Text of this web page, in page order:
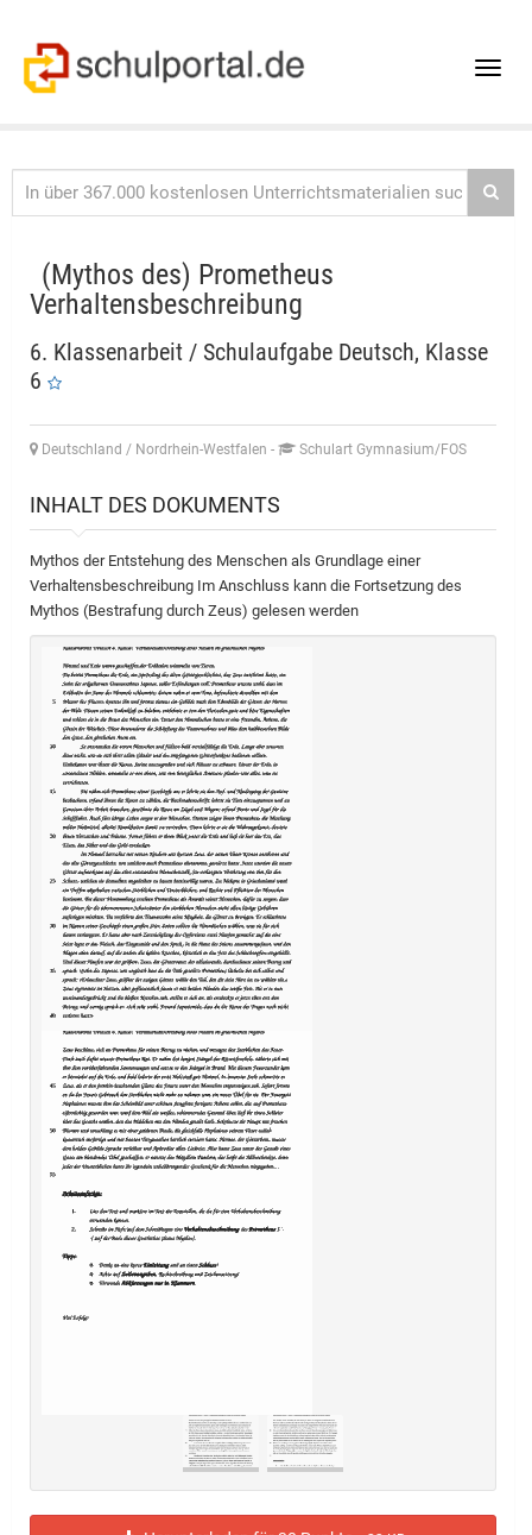
Toggle
(Mythos des) Prometheus
Verhaltensbeschreibung
6. Klassenarbeit / Schulaufgabe Deutsch, Klasse
6
Deutschland / Nordrhein-Westfalen - Schulart Gymnasium/FOS
INHALT DES DOKUMENTS
Mythos der Entstehung des Menschen als Grundlage einer
Verhaltensbeschreibung Im Anschluss kann die Fortsetzung des
Mythos (Bestrafung durch Zeus) gelesen werden